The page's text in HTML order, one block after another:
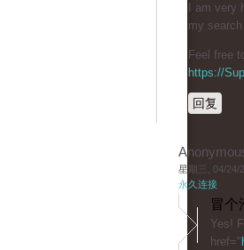
I am
my
Feel free
https://
回复
星期三, 04/24/
永久连接
冒个
Yes!
href="